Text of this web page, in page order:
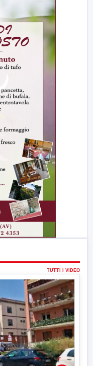
TUTTI I VIDEO